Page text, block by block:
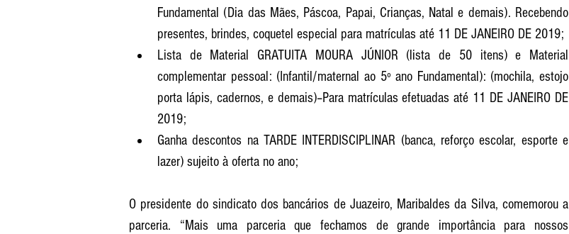
Fundamental (Dia das Mães, Páscoa, Papai, Crianças, Natal e demais). Recebendo
Lista de Material GRATUITA MOURA JÚNIOR (lista de 50 itens) e Material
complementar pessoal: (Infantil/maternal ao 5º ano Fundamental): (mochila, estojo
porta lápis, cadernos, e demais)–Para matrículas efetuadas até 11 DE JANEIRO DE
2019;
Ganha descontos na TARDE INTERDISCIPLINAR (banca, reforço escolar, esporte e
lazer) sujeito à oferta no ano;
O presidente do sindicato dos bancários de Juazeiro, Maribaldes da Silva, comemorou a
parceria. “Mais uma parceria que fechamos de grande importância para nossos